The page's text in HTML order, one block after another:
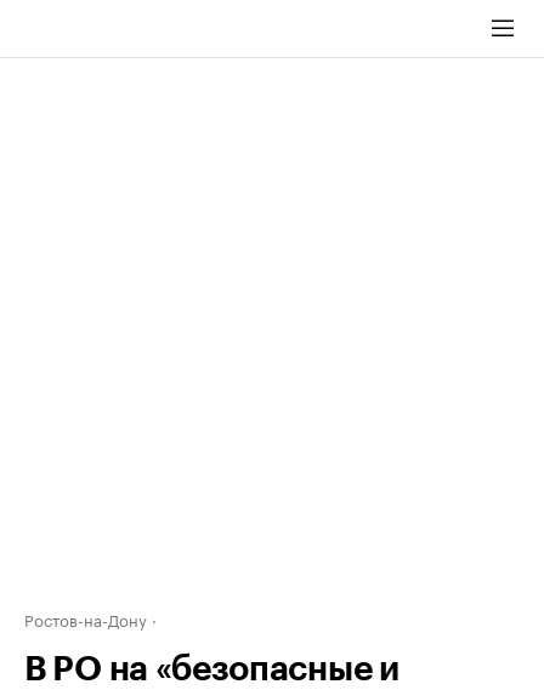
Ростов-на-Дону
В РО на «безопасные и